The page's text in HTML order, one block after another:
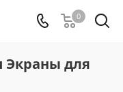
0
для